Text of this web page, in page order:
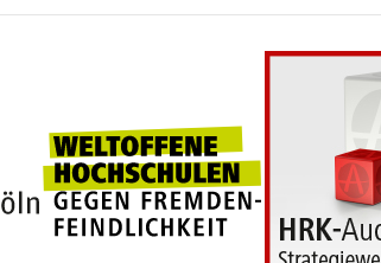
100 Jahre Hochschule für Musik und Tanz
Weltoffene